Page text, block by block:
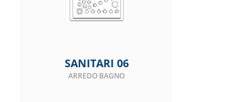
SANITARI 06
ARREDO BAGNO